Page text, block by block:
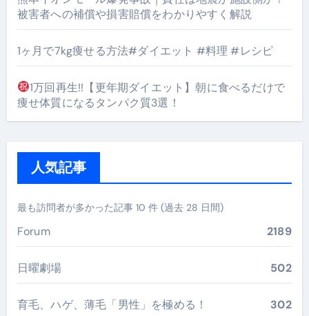
被害者への補償や損害賠償をわかりやすく解説
1ヶ月で7kg痩せる方法#ダイエット #料理 #レシピ
1万回再生!!【更年期ダイエット】朝に食べるだけで
痩せ体質になるタンパク質3選！
人気記事
最も訪問者が多かった記事 10 件 (過去 28 日間)
Forum 2189
日曜劇場 502
育毛、ハゲ、薄毛「男性」を極める！ 302